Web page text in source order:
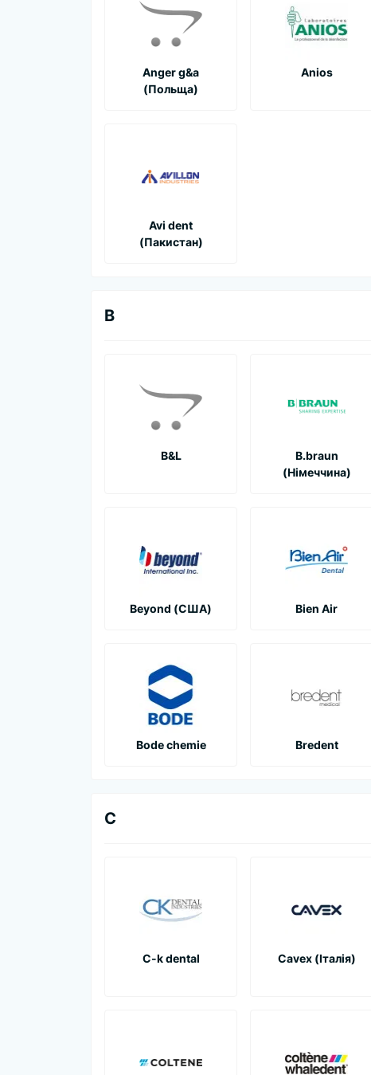
Anger g&a
(Польща)
Anios
Avi dent
(Пакистан)
B
B&L
B.braun
(Німеччина)
Beyond (США) Bien Air
Bode chemie Bredent
C
C-k dental Cavex (Італія)